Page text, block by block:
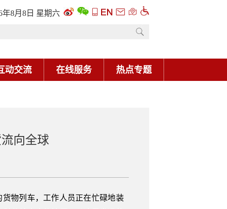
年8月8日 星期六
动交流 在线服务 热点专题
向全球
物列车，工作人员正在忙碌地装